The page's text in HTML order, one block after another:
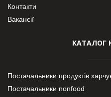
Контакти
Вакансії
КАТАЛОГ
Постачальники продуктів
Постачальники nonfood